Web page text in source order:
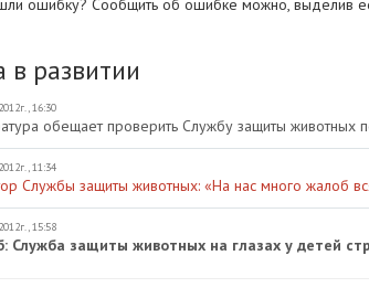
в развитии
16:30
обещает проверить Службу защиты животных
11:34
Службы защиты животных: «На нас много жалоб
15:58
Служба защиты животных на глазах у детей